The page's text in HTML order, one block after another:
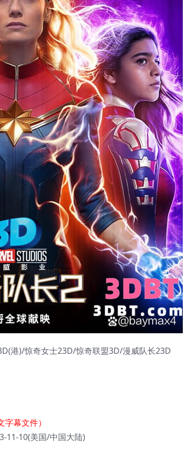
)/惊奇女士23D/惊奇联盟3D/漫威队长23D
字幕文件）
10(美国/中国大陆)